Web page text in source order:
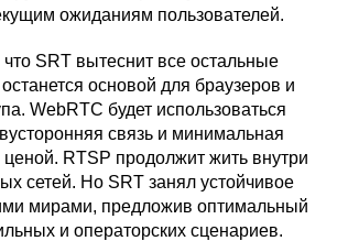
ожиданиям пользователей.
что SRT вытеснит все остальные
основой для браузеров и
WebRTC будет использоваться
связь и минимальная
RTSP продолжит жить внутри
сетей. Но SRT занял устойчивое
мирами, предложив оптимальный
и операторских сценариев.